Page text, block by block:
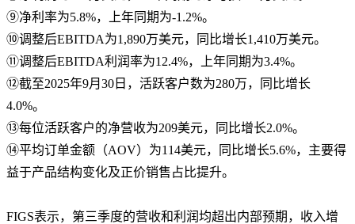
⑨净利率为5.8%，上年同期为-1.2%。
⑩调整后EBITDA为1,890万美元，同比增长1,410万美元。
⑪调整后EBITDA利润率为12.4%，上年同期为3.4%。
⑫截至2025年9月30日，活跃客户数为280万，同比增长
4.0%。
⑬每位活跃客户的净营收为209美元，同比增长2.0%。
⑭平均订单金额（AOV）为114美元，同比增长5.6%，主要得
益于产品结构变化及正价销售占比提升。
FIGS表示，第三季度的营收和利润均超出内部预期，收入增